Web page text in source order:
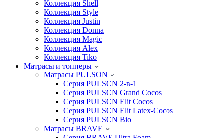
Коллекция Shell
Коллекция Style
Коллекция Justin
Коллекция Donna
Коллекция Magic
Коллекция Alex
Коллекция Tiko
Матрасы и топперы
Матрасы PULSON
Серия PULSON 2-в-1
Серия PULSON Grand Cocos
Серия PULSON Elit Cocos
Серия PULSON Elit Latex-Cocos
Серия PULSON Bio
Матрасы BRAVE